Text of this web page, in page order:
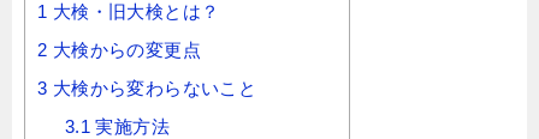
1 大検・旧大検とは？
2 大検からの変更点
3 大検から変わらないこと
3.1 実施方法